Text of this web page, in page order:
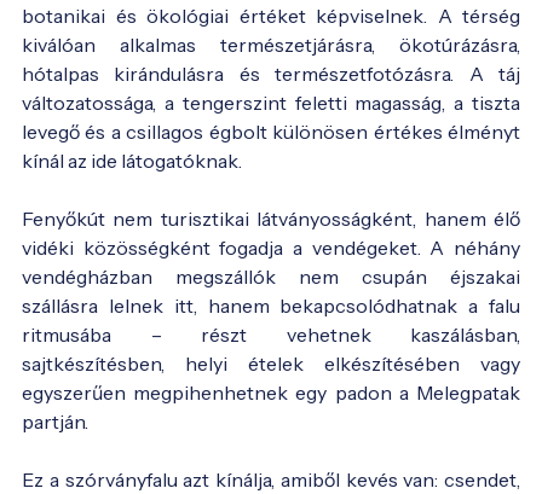
botanikai és ökológiai értéket képviselnek. A térség
kiválóan alkalmas természetjárásra, ökotúrázásra,
hótalpas kirándulásra és természetfotózásra. A táj
változatossága, a tengerszint feletti magasság, a tiszta
levegő és a csillagos égbolt különösen értékes élményt
kínál az ide látogatóknak.
Fenyőkút nem turisztikai látványosságként, hanem élő
vidéki közösségként fogadja a vendégeket. A néhány
vendégházban megszállók nem csupán éjszakai
szállásra lelnek itt, hanem bekapcsolódhatnak a falu
ritmusába – részt vehetnek kaszálásban,
sajtkészítésben, helyi ételek elkészítésében vagy
egyszerűen megpihenhetnek egy padon a Melegpatak
partján.
Ez a szórványfalu azt kínálja, amiből kevés van: csendet,